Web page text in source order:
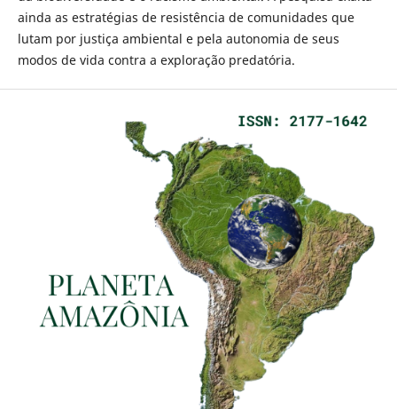
ainda as estratégias de resistência de comunidades que
lutam por justiça ambiental e pela autonomia de seus
modos de vida contra a exploração predatória.